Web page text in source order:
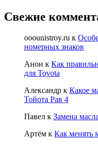
Свежие
ooounistroy.ru к
номерных знаков
Анон к Как
для Toyota
Александр к Какое
Тойота Рав 4
Павел к Замена
Артём к Как менять